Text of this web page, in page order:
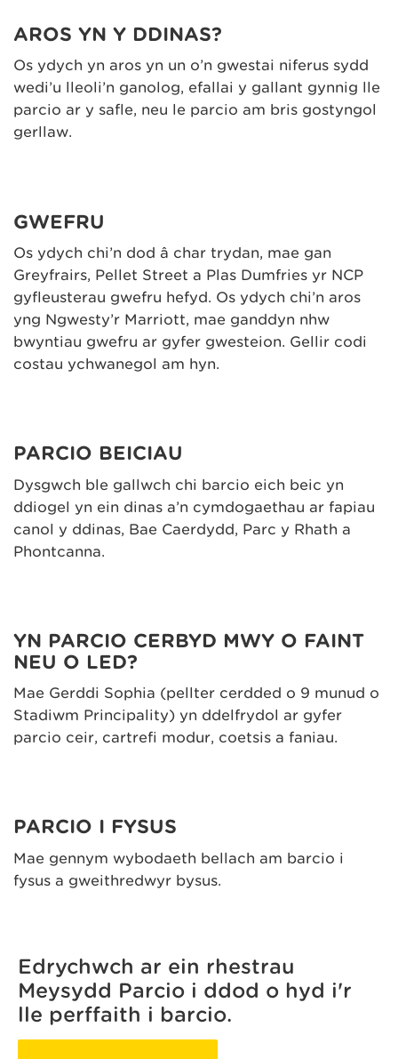
AROS YN Y DDINAS?
Os ydych yn aros yn un o’n gwestai niferus sydd
wedi’u lleoli’n ganolog, efallai y gallant gynnig lle
parcio ar y safle, neu le parcio am bris gostyngol
gerllaw.
GWEFRU
Os ydych chi’n dod â char trydan, mae gan
Greyfrairs, Pellet Street a Plas Dumfries yr NCP
gyfleusterau gwefru hefyd. Os ydych chi’n aros
yng Ngwesty’r Marriott, mae ganddyn nhw
bwyntiau gwefru ar gyfer gwesteion. Gellir codi
costau ychwanegol am hyn.
PARCIO BEICIAU
Dysgwch ble gallwch chi barcio eich beic yn
ddiogel yn ein dinas a’n cymdogaethau ar fapiau
canol y ddinas, Bae Caerdydd, Parc y Rhath a
Phontcanna.
YN PARCIO CERBYD MWY O FAINT
NEU O LED?
Mae Gerddi Sophia (pellter cerdded o 9 munud o
Stadiwm Principality) yn ddelfrydol ar gyfer
parcio ceir, cartrefi modur, coetsis a faniau.
PARCIO I FYSUS
Mae gennym wybodaeth bellach am barcio i
fysus a gweithredwyr bysus.
Edrychwch ar ein rhestrau
Meysydd Parcio i ddod o hyd i'r
lle perffaith i barcio.